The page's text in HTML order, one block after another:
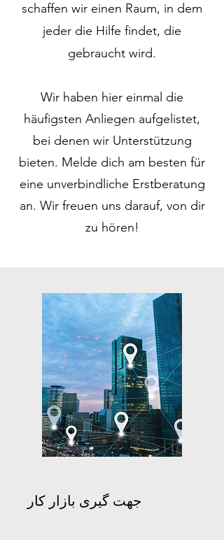
schaffen wir einen Raum, in dem
jeder die Hilfe findet, die
gebraucht wird.
Wir haben hier einmal die
häufigsten Anliegen aufgelistet,
bei denen wir Unterstützung
bieten. Melde dich am besten für
eine unverbindliche Erstberatung
an. Wir freuen uns darauf, von dir
zu hören!
جهت گیری بازار کار